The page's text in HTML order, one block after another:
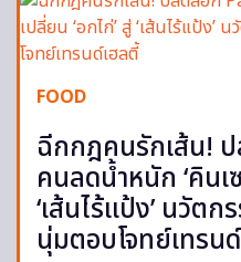
FOOD
ฉีกกฎคนรักเส้น!
คนลดน้ำหนัก ‘คินเ
‘เส้นไร้แป้ง’ นวัต
นุ่มตอบโจทย์เทรน